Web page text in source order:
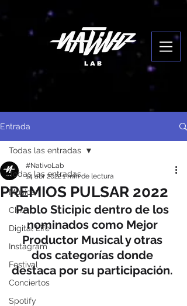
Entrada
Todas las entradas
Música
Chile
Digital Life
Instagram
Festival
Conciertos
Spotify
Todas las entradas
PREMIOS PULSAR 2022
#NativoLab
14 abr 20221 min de lectura
Pablo Sticipic dentro de los
nominados como Mejor
Productor Musical y otras
dos categorías donde
destaca por su participación.